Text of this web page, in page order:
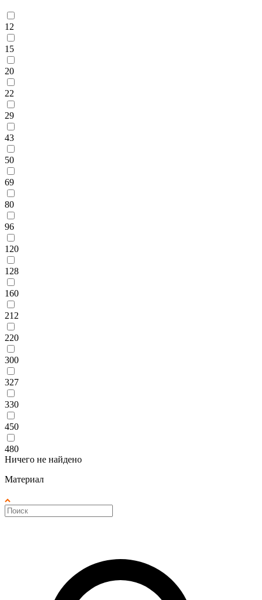
12
15
20
22
29
43
50
69
80
96
120
128
160
212
220
300
327
330
450
480
Ничего не найдено
Материал